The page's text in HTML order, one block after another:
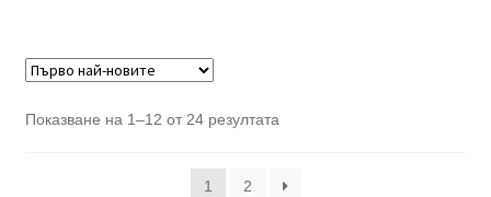
Показване на 1–12 от 24 резултатаSorted
1
2